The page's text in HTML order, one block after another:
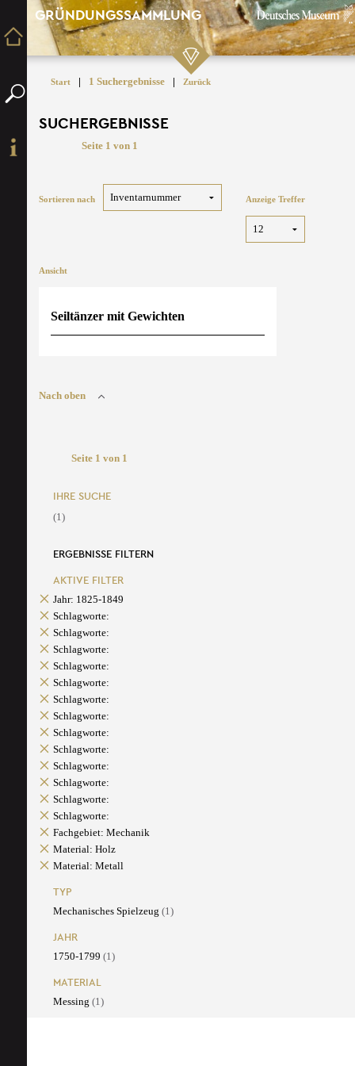
GRÜNDUNGSSAMMLUNG
Start | 1 Suchergebnisse | Zurück
SUCHERGEBNISSE
Seite 1 von 1
Sortieren nach Anzeige Treffer
Ansicht
Seiltänzer mit Gewichten
Nach oben
Seite 1 von 1
IHRE SUCHE
(1)
ERGEBNISSE FILTERN
AKTIVE FILTER
Jahr: 1825-1849
Schlagworte:
Schlagworte:
Schlagworte:
Schlagworte:
Schlagworte:
Schlagworte:
Schlagworte:
Schlagworte:
Schlagworte:
Schlagworte:
Schlagworte:
Schlagworte:
Schlagworte:
Fachgebiet: Mechanik
Material: Holz
Material: Metall
TYP
Mechanisches Spielzeug (1)
JAHR
1750-1799 (1)
MATERIAL
Messing (1)